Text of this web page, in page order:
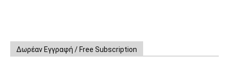
Δωρέαν Εγγραφή / Free Subscription